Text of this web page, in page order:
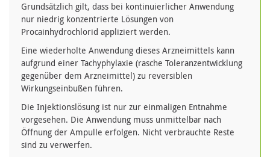
Grundsätzlich gilt, dass bei kontinuierlicher Anwendung
nur niedrig konzentrierte Lösungen von
Procainhydrochlorid appliziert werden.
Eine wiederholte Anwendung dieses Arzneimittels kann
aufgrund einer Tachyphylaxie (rasche Toleranzentwicklung
gegenüber dem Arzneimittel) zu reversiblen
Wirkungseinbußen führen.
Die Injektionslösung ist nur zur einmaligen Entnahme
vorgesehen. Die Anwendung muss unmittelbar nach
Öffnung der Ampulle erfolgen. Nicht verbrauchte Reste
sind zu verwerfen.